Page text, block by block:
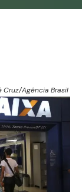
Cruz/Agência Brasil